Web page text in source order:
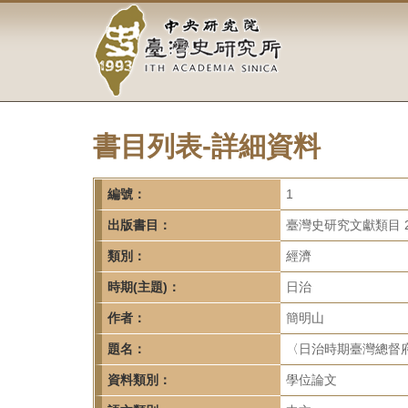
容
中
央
研
究
院-
臺
灣
史
研
究
所-
書目列表-詳細資料
編號： 1
出版書目： 臺灣史研究文獻類目
類別： 經濟
時期(主題)： 日治
作者： 簡明山
題名： 〈日治時期臺灣總
資料類別： 學位論文